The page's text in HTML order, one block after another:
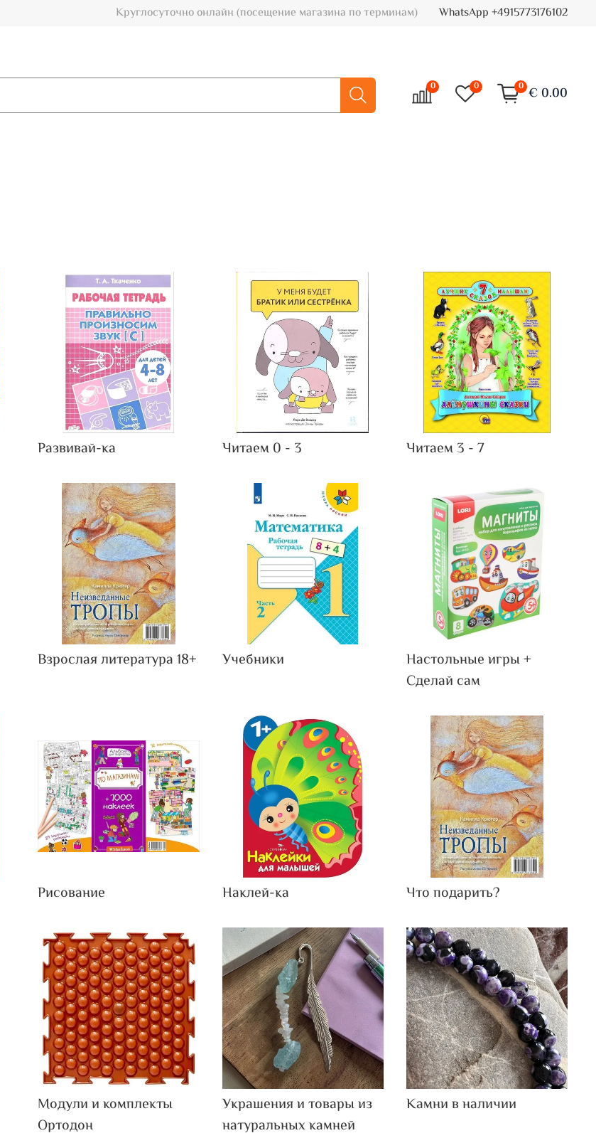
Круглосуточно онлайн (посещение магазина по терминам) WhatsApp +4915773176102
0 0 0 € 0.00
Развивай-ка Читаем 0 - 3 Читаем 3 - 7
Взрослая литература 18+ Учебники
Настольные игры +
Сделай сам
Рисование Наклей-ка Что подарить?
Модули и комплекты
Ортодон
Украшения и товары из
натуральных камней
Камни в наличии